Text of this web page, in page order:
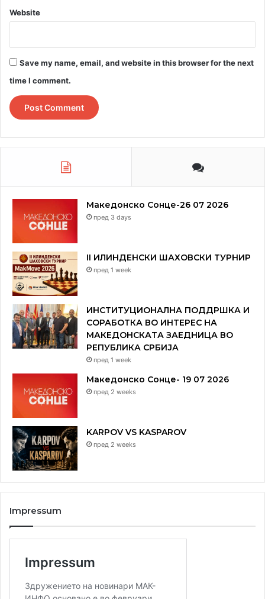
Website
Save my name, email, and website in this browser for the next
time I comment.
Македонско Сонце-26 07 2026
пред 3 days
II ИЛИНДЕНСКИ ШАХОВСКИ ТУРНИР
пред 1 week
ИНСТИТУЦИОНАЛНА ПОДДРШКА И
СОРАБОТКА ВО ИНТЕРЕС НА
МАКЕДОНСКАТА ЗАЕДНИЦА ВО
РЕПУБЛИКА СРБИЈА
пред 1 week
Македонско Сонце- 19 07 2026
пред 2 weeks
KARPOV VS KASPAROV
пред 2 weeks
Impressum